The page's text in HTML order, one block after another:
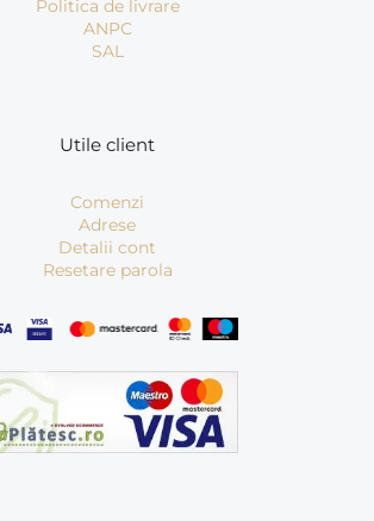
Politica de livrare
ANPC
SAL
Utile client
Comenzi
Adrese
Detalii cont
Resetare parola